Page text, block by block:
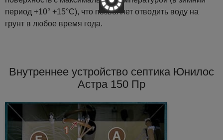
период +10° +15°С), что позволяет отводить воду на
грунт в любое время года.
Внутреннее устройство септика Юнилос
Астра 150 Пр